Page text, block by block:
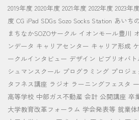
2019年度 2020年度 2021年度 2022年度 2023年度
度 CG iPad SDGs Sozo Socks Station あいち
まちなかSOZOサークル イオンモール豊川
ンデータ キャリアセンター キャリア形成
ークルインタビュー デザイン ビブリオバト
シュマンスクール プログラミング プロジ
タフネス講座 ラジオ ラーニングフェスタ
高等学校 中部ガス不動産 会計 公開講座 卒
大学教育改革フォーラム 学会発表等 就業